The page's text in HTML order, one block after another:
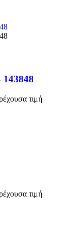
143848
τιμή
τιμή